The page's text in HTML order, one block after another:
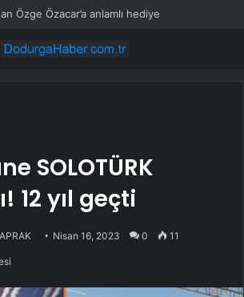
Özge Özacar’a anlamlı hediye
SOLOTÜRK
12 yıl geçti
Nisan 16, 2023 0 11